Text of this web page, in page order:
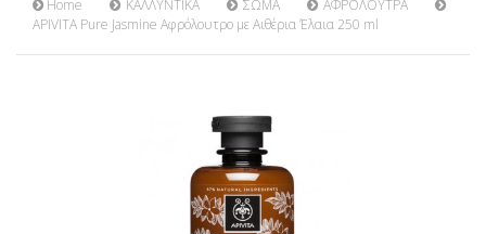
Home ΚΑΛΛΥΝΤΙΚΑ ΣΩΜΑ
ΑΦΡΟΛΟΥΤΡΑ
APIVITA Pure Jasmine Αφρόλουτρο με Αιθέρια Έλαια 250 ml